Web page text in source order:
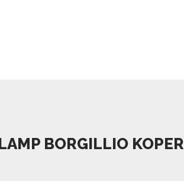
BORGILLIO KOPER